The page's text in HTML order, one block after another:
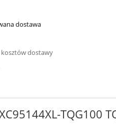
dostawa
kosztów dostawy
TQG100